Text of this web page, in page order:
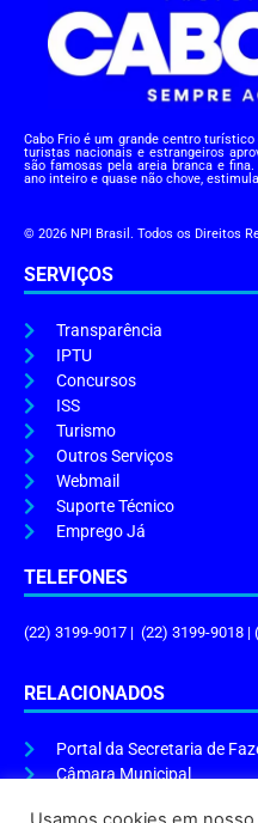
Cabo Frio é um grande centro
turistas nacionais e estrangeiros
são famosas pela areia branca e
ano inteiro e quase não chove,
© 2026 NPI Brasil. Todos os Direitos
SERVIÇOS
Transparência
IPTU
Concursos
ISS
Turismo
Outros Serviços
Webmail
Suporte Técnico
Emprego Já
TELEFONES
(22) 3199-9017 | (22) 3199-9018 |
RELACIONADOS
Portal da Secretaria de
Câmara Municipal